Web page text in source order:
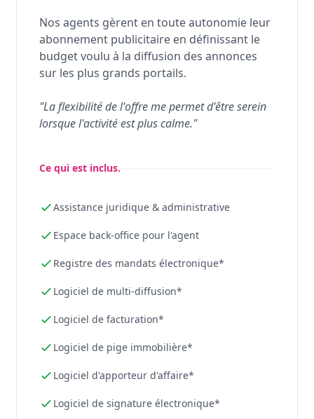
Nos agents gèrent en toute autonomie leur
abonnement publicitaire en définissant le
budget voulu à la diffusion des annonces
sur les plus grands portails.
"La flexibilité de l'offre me permet d'être serein
lorsque l'activité est plus calme."
Ce qui est inclus.
Assistance juridique & administrative
Espace back-office pour l'agent
Registre des mandats électronique*
Logiciel de multi-diffusion*
Logiciel de facturation*
Logiciel de pige immobilière*
Logiciel d'apporteur d'affaire*
Logiciel de signature électronique*